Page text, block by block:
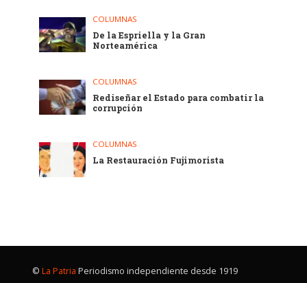
COLUMNAS
De la Espriella y la Gran
Norteamérica
COLUMNAS
Rediseñar el Estado para combatir la
corrupción
COLUMNAS
La Restauración Fujimorista
© La Patria Periodismo independiente desde 1919